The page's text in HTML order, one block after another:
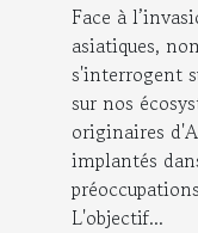
Face à
asiatiques,
s'interrogent
sur nos
originaires
implantés
L'objectif...